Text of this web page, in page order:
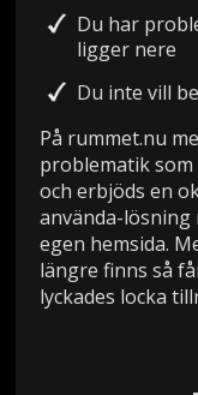
Du har
ligger nere
Du inte vill
På rummet.nu
problematik
och erbjöds en
använda-lösning
egen hemsida.
längre finns så
lyckades locka